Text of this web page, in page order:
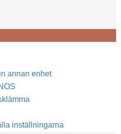
annan enhet
inställningarna